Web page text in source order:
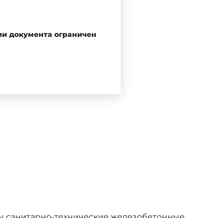
требованиямГОСТ
документа ограничен